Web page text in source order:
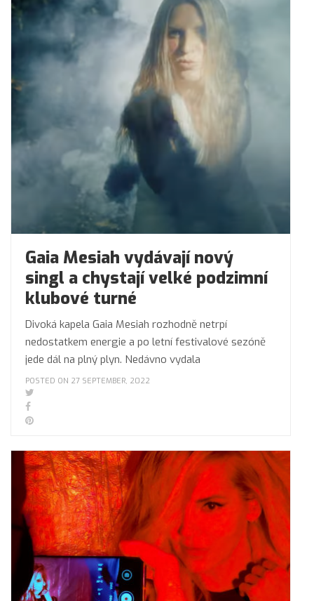
Gaia Mesiah vydávají nový
singl a chystají velké podzimní
klubové turné
Divoká kapela Gaia Mesiah rozhodně netrpí
nedostatkem energie a po letní festivalové sezóně
jede dál na plný plyn. Nedávno vydala
POSTED ON 27 SEPTEMBER, 2022